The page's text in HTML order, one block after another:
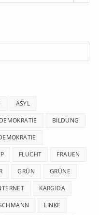
ASYL
BILDUNG
FLUCHT FRAUEN
GRÜN GRÜNE
KARGIDA
LINKE